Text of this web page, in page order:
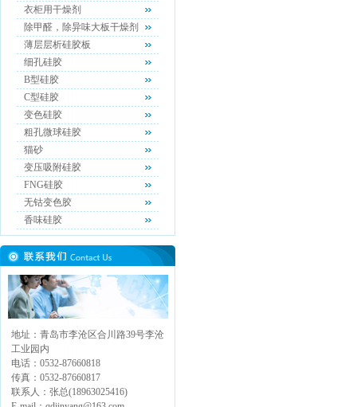
衣柜用干燥剂
除甲醛，除异味大板干燥剂
薄层层析硅胶板
细孔硅胶
B型硅胶
C型硅胶
变色硅胶
粗孔微球硅胶
猫砂
变压吸附硅胶
FNG硅胶
无钴变色胶
香味硅胶
地址：青岛市李沧区合川路39号李沧
工业园内
电话：0532-87660818
传真：0532-87660817
联系人：张总(18963025416)